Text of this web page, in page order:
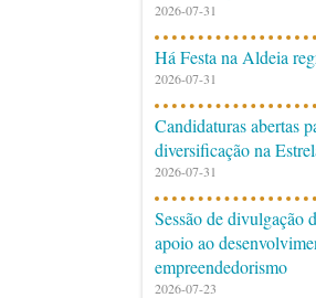
2026-07-31
Há Festa na Aldeia
2026-07-31
Candidaturas abertas
diversificação na
2026-07-31
Sessão de divulgação
apoio ao
empreendedorismo
2026-07-23